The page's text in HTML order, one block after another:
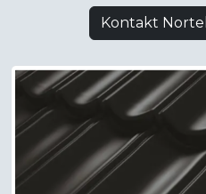
Kontakt